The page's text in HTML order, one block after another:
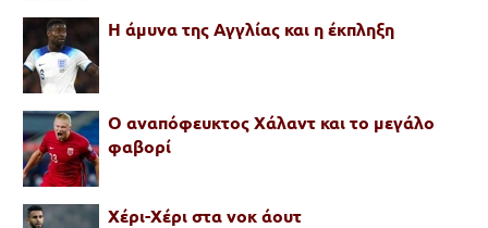
Η άμυνα της Αγγλίας και η έκπληξη
Ο αναπόφευκτος Χάλαντ και το μεγάλο
φαβορί
Χέρι-Χέρι στα νοκ άουτ